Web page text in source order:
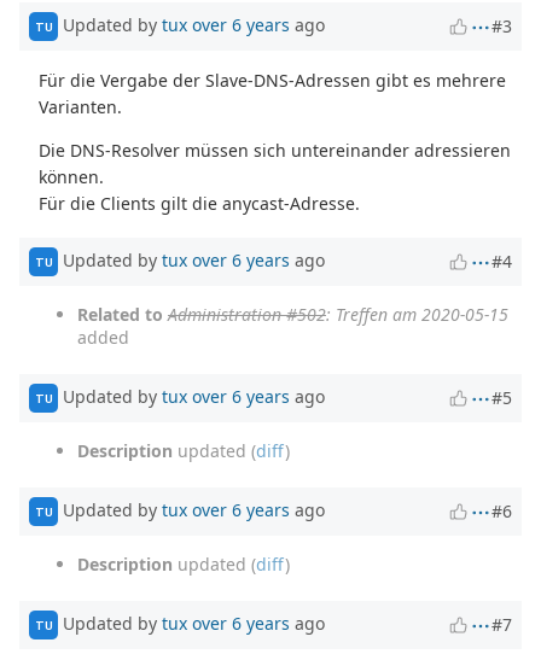
TU Updated by tux over 6 years ago #3
Für die Vergabe der Slave-DNS-Adressen gibt es mehrere
Varianten.
Die DNS-Resolver müssen sich untereinander adressieren
können.
Für die Clients gilt die anycast-Adresse.
TU Updated by tux over 6 years ago #4
Related to Administration #502: Treffen am 2020-05-15
added
TU Updated by tux over 6 years ago #5
Description updated (diff)
TU Updated by tux over 6 years ago #6
Description updated (diff)
TU Updated by tux over 6 years ago #7